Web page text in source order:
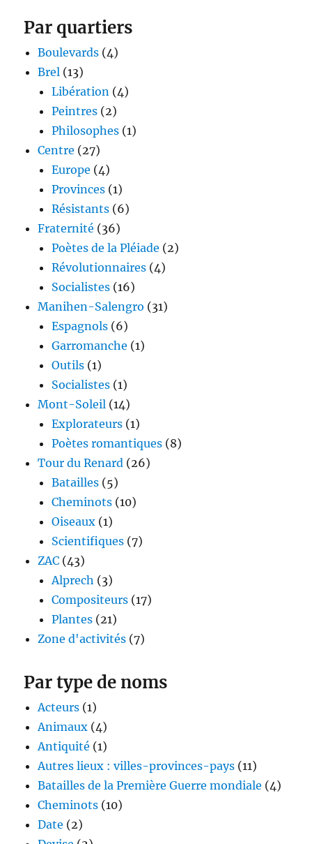
Par quartiers
Boulevards (4)
Brel (13)
Libération (4)
Peintres (2)
Philosophes (1)
Centre (27)
Europe (4)
Provinces (1)
Résistants (6)
Fraternité (36)
Poètes de la Pléiade (2)
Révolutionnaires (4)
Socialistes (16)
Manihen-Salengro (31)
Espagnols (6)
Garromanche (1)
Outils (1)
Socialistes (1)
Mont-Soleil (14)
Explorateurs (1)
Poètes romantiques (8)
Tour du Renard (26)
Batailles (5)
Cheminots (10)
Oiseaux (1)
Scientifiques (7)
ZAC (43)
Alprech (3)
Compositeurs (17)
Plantes (21)
Zone d'activités (7)
Par type de noms
Acteurs (1)
Animaux (4)
Antiquité (1)
Autres lieux : villes-provinces-pays (11)
Batailles de la Première Guerre mondiale (4)
Cheminots (10)
Date (2)